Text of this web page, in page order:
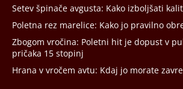
Setev špinače avgusta: Kako izboljšati
Poletna rez marelice: Kako jo pravilno
Zbogom vročina: Poletni hit je dopust v
pričaka 15 stopinj
Hrana v vročem avtu: Kdaj jo morate